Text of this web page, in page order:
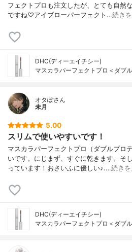
フェクトプロも注文したが、とても自然
ですね♡アイブローパーフェクト…続き
DHC(ディーエイチシー)
マスカラパーフェクトプロ＜ダブ
オタぽさん
未月
5.00
スリムで使いやすいです！
マスカラパーフェクトプロ（ダブルプロ
いです。にじまず、すぐに乾きます。そ
っています！おさいふに優しい♪.…続き
DHC(ディーエイチシー)
マスカラパーフェクトプロ＜ダブ